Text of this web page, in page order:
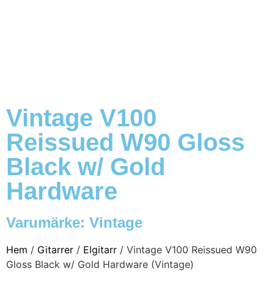
Vintage V100
Reissued W90 Gloss
Black w/ Gold
Hardware
Varumärke: Vintage
Hem / Gitarrer / Elgitarr / Vintage V100 Reissued W90
Gloss Black w/ Gold Hardware (Vintage)